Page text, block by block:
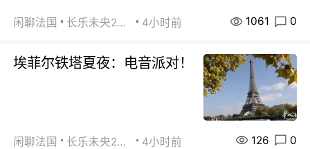
闲聊法国 长乐未央2015 4小时前 1061 0
埃菲尔铁塔夏夜：电音派对！
闲聊法国 长乐未央2015 4小时前 126 0